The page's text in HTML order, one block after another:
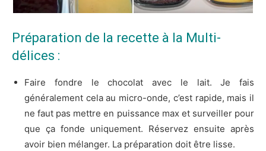
Préparation de la recette à la Multi-
délices :
Faire fondre le chocolat avec le lait. Je fais
généralement cela au micro-onde, c’est rapide, mais il
ne faut pas mettre en puissance max et surveiller pour
que ça fonde uniquement. Réservez ensuite après
avoir bien mélanger. La préparation doit être lisse.